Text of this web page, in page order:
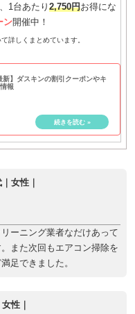
1台あたり 2,750円お得にな
ン開催中！
詳しくまとめています。
新】ダスキンの割引クーポンやキ
報
女性｜
ーニング業者なだけあって
また次回もエアコン掃除を
足できました。
性｜